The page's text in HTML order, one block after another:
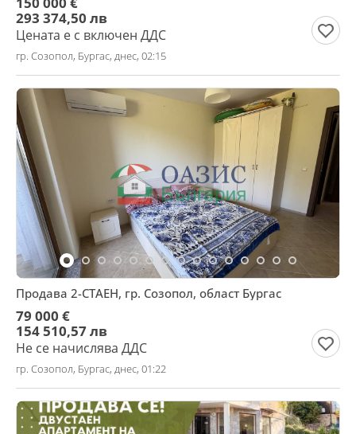
293 374,50 лв
Цената е с включен ДДС
гр. Созопол, Бургас, днес, 02:15
Продава 2-СТАЕН, гр. Созопол, област Бургас
79 000 €
154 510,57 лв
Не се начислява ДДС
гр. Созопол, Бургас, днес, 01:22